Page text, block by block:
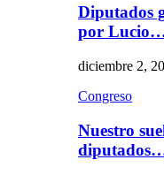
Diputados
por
diciembre 2,
Congreso
Nuestro